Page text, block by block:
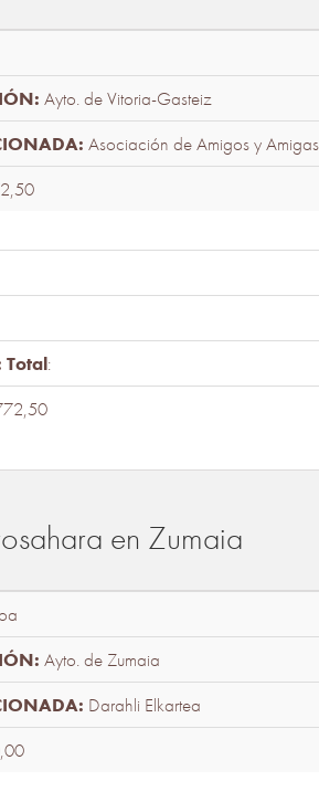
Ayto. de Vitoria-Gasteiz
Asociación de Amigos y
Total:
en Zumaia
Ayto. de Zumaia
Darahli Elkartea